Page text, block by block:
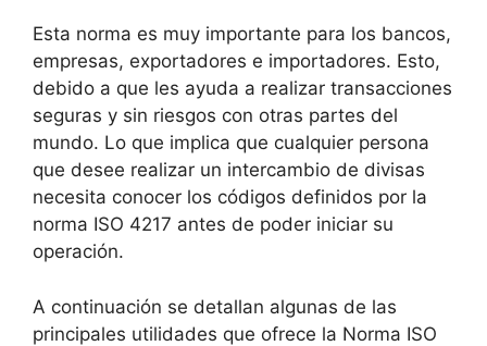
Esta norma es muy importante para los bancos,
empresas, exportadores e importadores. Esto,
debido a que les ayuda a realizar transacciones
seguras y sin riesgos con otras partes del
mundo. Lo que implica que cualquier persona
que desee realizar un intercambio de divisas
necesita conocer los códigos definidos por la
norma ISO 4217 antes de poder iniciar su
operación.
A continuación se detallan algunas de las
principales utilidades que ofrece la Norma ISO